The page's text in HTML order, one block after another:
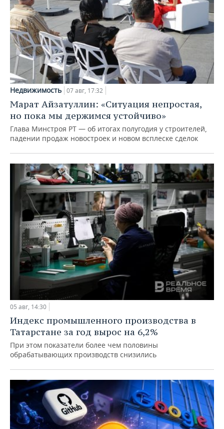
Недвижимость 07 авг, 17:32
Марат Айзатуллин: «Ситуация непростая,
но пока мы держимся устойчиво»
Глава Минстроя РТ — об итогах полугодия у строителей,
падении продаж новостроек и новом всплеске сделок
05 авг, 14:30
Индекс промышленного производства в
Татарстане за год вырос на 6,2%
При этом показатели более чем половины
обрабатывающих производств снизились